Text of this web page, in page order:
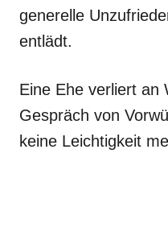
generelle
entlädt.
Eine Ehe verliert an
Gespräch von
keine Leichtigkeit